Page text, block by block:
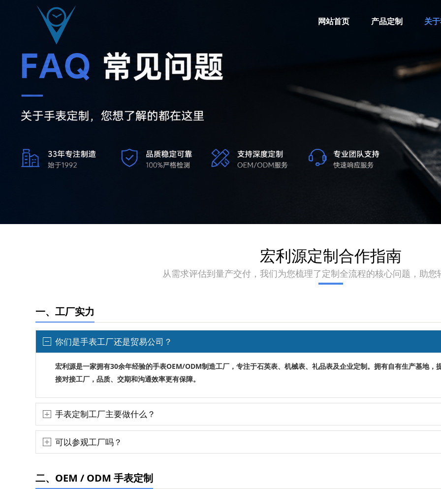
网站首页 产品定制 关
宏利源定制合作指南
从需求评估到量产交付，我们为您梳理了定制全流程的核心问题，助您
一、工厂实力
你们是手表工厂还是贸易公司？
宏利源是一家拥有30余年经验的手表OEM/ODM制造工厂，专注于石英表、机械表、礼品表及企业定制。拥有自有生产基地
接对接工厂，品质、交期和沟通效率更有保障。
手表定制工厂主要做什么？
可以参观工厂吗？
二、OEM / ODM 手表定制